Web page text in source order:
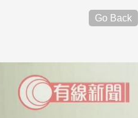
Go Back